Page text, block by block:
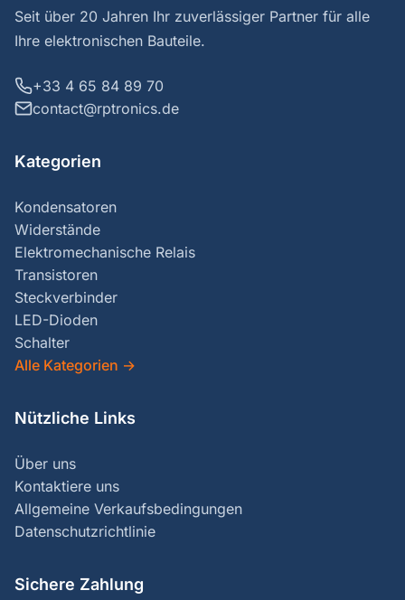
Seit über 20 Jahren Ihr zuverlässiger Partner für alle
Ihre elektronischen Bauteile.
+33 4 65 84 89 70
contact@rptronics.de
Kategorien
Kondensatoren
Widerstände
Elektromechanische Relais
Transistoren
Steckverbinder
LED-Dioden
Schalter
Alle Kategorien →
Nützliche Links
Über uns
Kontaktiere uns
Allgemeine Verkaufsbedingungen
Datenschutzrichtlinie
Sichere Zahlung